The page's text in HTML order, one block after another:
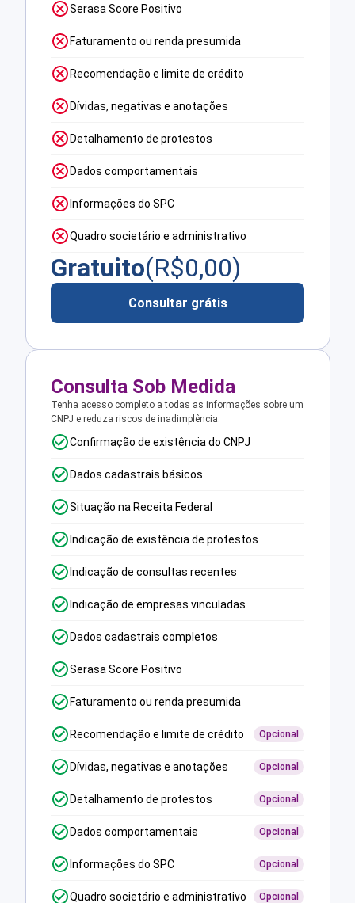
Serasa Score Positivo
Faturamento ou renda presumida
Recomendação e limite de crédito
Dívidas, negativas e anotações
Detalhamento de protestos
Dados comportamentais
Informações do SPC
Quadro societário e administrativo
Gratuito(R$0,00)
Consultar grátis
Consulta Sob Medida
Tenha acesso completo a todas as informações sobre um
CNPJ e reduza riscos de inadimplência.
Confirmação de existência do CNPJ
Dados cadastrais básicos
Situação na Receita Federal
Indicação de existência de protestos
Indicação de consultas recentes
Indicação de empresas vinculadas
Dados cadastrais completos
Serasa Score Positivo
Faturamento ou renda presumida
Recomendação e limite de crédito Opcional
Dívidas, negativas e anotações Opcional
Detalhamento de protestos Opcional
Dados comportamentais Opcional
Informações do SPC Opcional
Quadro societário e administrativo Opcional